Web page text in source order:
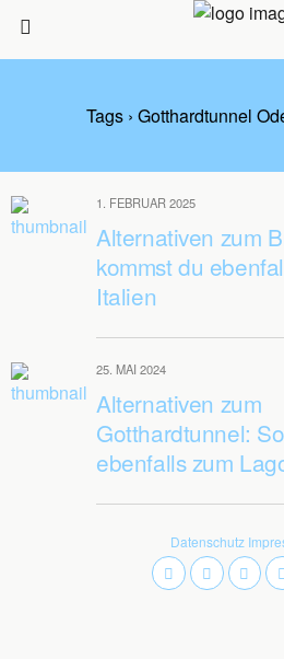
Tags › Gotthardtunnel
1. FEBRUAR 2025
Alternativen zum
kommst du
Italien
25. MAI 2024
Alternativen zum
Gotthardtunnel:
ebenfalls zum
Datenschutz